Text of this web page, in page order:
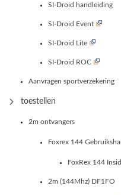
SI-Droid handleiding
SI-Droid Event
SI-Droid Lite
SI-Droid ROC
Aanvragen sportverzekering
toestellen
2m ontvangers
Foxrex 144
FoxRex 144
2m (144Mhz) DF1FO